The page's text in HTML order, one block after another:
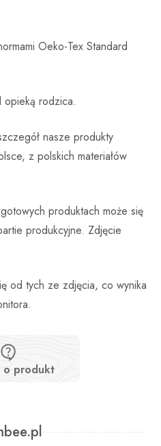
Oeko-Tex Standard
opieką rodzica.
nasze produkty
z polskich materiałów
produktach może się
produkcyjne. Zdjęcie
od tych ze zdjęcia, co wynika
o produkt